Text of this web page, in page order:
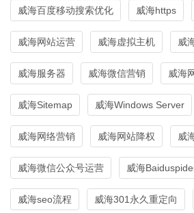
威海百度移动搜索优化 威海https
威海网站运营 威海虚拟主机 威
威海服务器 威海微信营销 威海
威海Sitemap 威海Windows Server
威海网络营销 威海网站降权 威
威海微信公众号运营 威海
威海seo流程 威海301永久重定向